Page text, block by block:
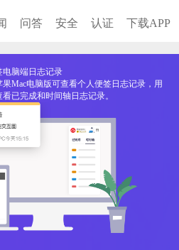
问答 安全 认证 下载APP
电脑端日志记录
Mac电脑版可查看个人便签日志记录，用
已完成和时间轴日志记录。